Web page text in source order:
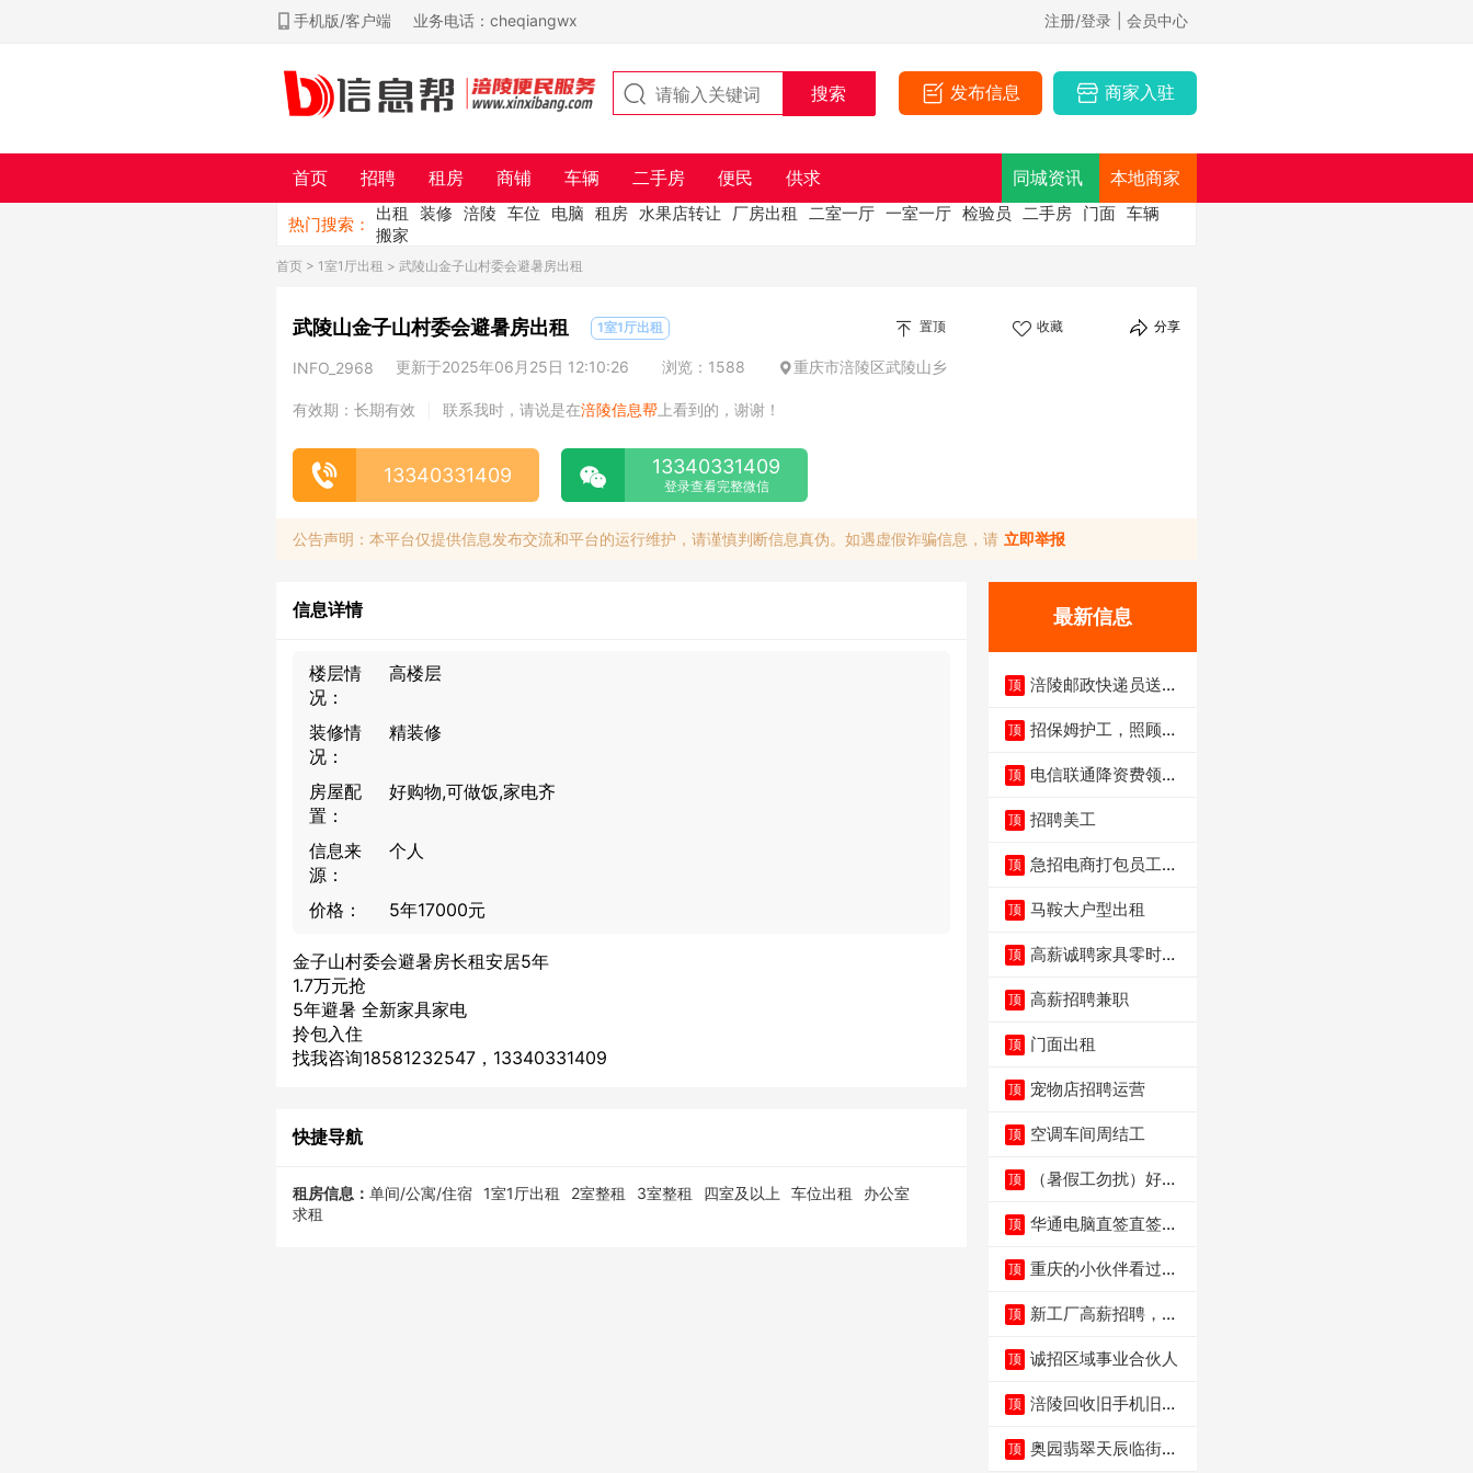
手机版/客户端 业务电话：cheqiangwx 注册/登录 | 会员中心
发布信息 商家入驻
首页 招聘 租房 商铺 车辆 二手房 便民 供求 同城资讯 本地商家
热门搜索：
出租 装修 涪陵 车位 电脑 租房 水果店转让 厂房出租 二室一厅 一室一厅 检验员 二手房 门面 车辆
搬家
首页 > 1室1厅出租 > 武陵山金子山村委会避暑房出租
武陵山金子山村委会避暑房出租 1室1厅出租 置顶 收藏 分享
INFO_2968 更新于2025年06月25日 12:10:26 浏览：1588 重庆市涪陵区武陵山乡
有效期：长期有效 联系我时，请说是在涪陵信息帮 上看到的，谢谢！
13340331409 13340331409
登录查看完整微信
公告声明：本平台仅提供信息发布交流和平台的运行维护，请谨慎判断信息真伪。如遇虚假诈骗信息，请 立即举报
信息详情
楼层情
况：
高楼层
装修情
况：
精装修
房屋配
置：
好购物,可做饭,家电齐
信息来
源：
个人
价格： 5年17000元
金子山村委会避暑房长租安居5年
1.7万元抢
5年避暑 全新家具家电
拎包入住
找我咨询18581232547，13340331409
快捷导航
租房信息： 单间/公寓/住宿 1室1厅出租 2室整租 3室整租 四室及以上 车位出租
办公室
求租
最新信息
顶 涪陵邮政快递员送货
顶 招保姆护工，照顾病
顶 电信联通降资费领价
顶 招聘美工
顶 急招电商打包员工作
顶 马鞍大户型出租
顶 高薪诚聘家具零时促
顶 高薪招聘兼职
顶 门面出租
顶 宠物店招聘运营
顶 空调车间周结工
顶
（暑假工勿扰）好想
顶 华通电脑直签直签直
顶 重庆的小伙伴看过
本
顶 新工厂高薪招聘，普
顶 诚招区域事业合伙人
顶 涪陵回收旧手机旧电
顶 奥园翡翠天辰临街餐